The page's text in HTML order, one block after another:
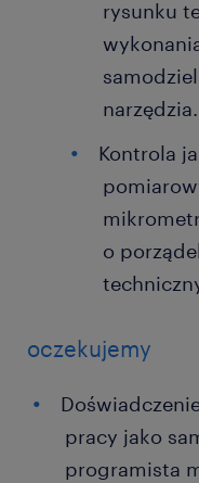
rysunku
narzędzia.
Kontrola
o
oczekujemy
pracy jako
programista